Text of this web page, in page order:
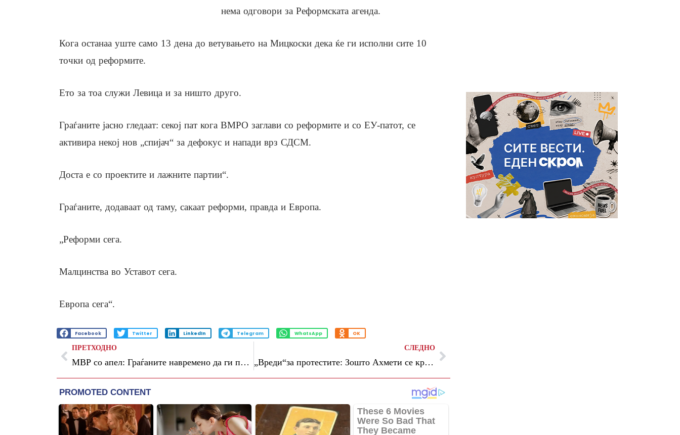
нема одговори за Реформската агенда.
Кога останаа уште само 13 дена до ветувањето на Мицкоски дека ќе ги исполни сите 10
точки од реформите.
Ето за тоа служи Левица и за ништо друго.
Граѓаните јасно гледаат: секој пат кога ВМРО заглави со реформите и со ЕУ-патот, се
активира некој нов „спијач“ за дефокус и напади врз СДСМ.
Доста е со проектите и лажните партии“.
Граѓаните, додаваат од таму, сакаат реформи, правда и Европа.
„Реформи сега.
Малцинства во Уставот сега.
Европа сега“.
Facebook Twitter LinkedIn Telegram WhatsApp OK
ПРЕТХОДНО
МВР со апел: Граѓаните навремено да ги подигнат готовите лични документи
СЛЕДНО
„Вреди“за протестите: Зошто Ахмети се крие зад студентите, го потпалува огнот позади, додека ги турка другите напред